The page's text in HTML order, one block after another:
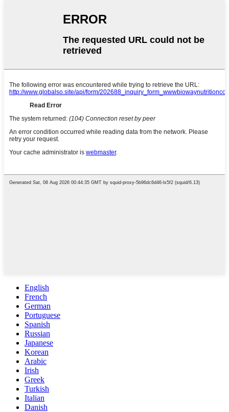
English
French
German
Portuguese
Spanish
Russian
Japanese
Korean
Arabic
Irish
Greek
Turkish
Italian
Danish